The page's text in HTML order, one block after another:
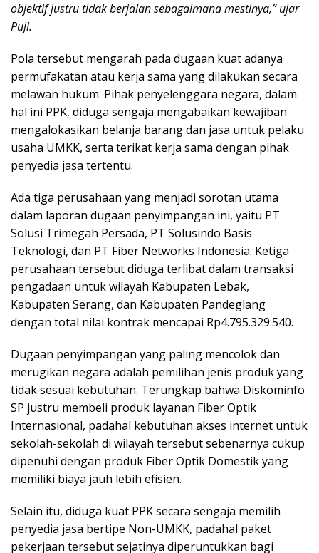
objektif justru tidak berjalan sebagaimana mestinya,” ujar
Puji.
Pola tersebut mengarah pada dugaan kuat adanya
permufakatan atau kerja sama yang dilakukan secara
melawan hukum. Pihak penyelenggara negara, dalam
hal ini PPK, diduga sengaja mengabaikan kewajiban
mengalokasikan belanja barang dan jasa untuk pelaku
usaha UMKK, serta terikat kerja sama dengan pihak
penyedia jasa tertentu.
Ada tiga perusahaan yang menjadi sorotan utama
dalam laporan dugaan penyimpangan ini, yaitu PT
Solusi Trimegah Persada, PT Solusindo Basis
Teknologi, dan PT Fiber Networks Indonesia. Ketiga
perusahaan tersebut diduga terlibat dalam transaksi
pengadaan untuk wilayah Kabupaten Lebak,
Kabupaten Serang, dan Kabupaten Pandeglang
dengan total nilai kontrak mencapai Rp4.795.329.540.
Dugaan penyimpangan yang paling mencolok dan
merugikan negara adalah pemilihan jenis produk yang
tidak sesuai kebutuhan. Terungkap bahwa Diskominfo
SP justru membeli produk layanan Fiber Optik
Internasional, padahal kebutuhan akses internet untuk
sekolah-sekolah di wilayah tersebut sebenarnya cukup
dipenuhi dengan produk Fiber Optik Domestik yang
memiliki biaya jauh lebih efisien.
Selain itu, diduga kuat PPK secara sengaja memilih
penyedia jasa bertipe Non-UMKK, padahal paket
pekerjaan tersebut sejatinya diperuntukkan bagi